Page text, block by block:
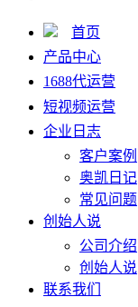
首页
产品中心
1688代运营
短视频运营
企业日志
客户案例
奥凯日记
常见问题
创始人说
公司介绍
创始人说
联系我们